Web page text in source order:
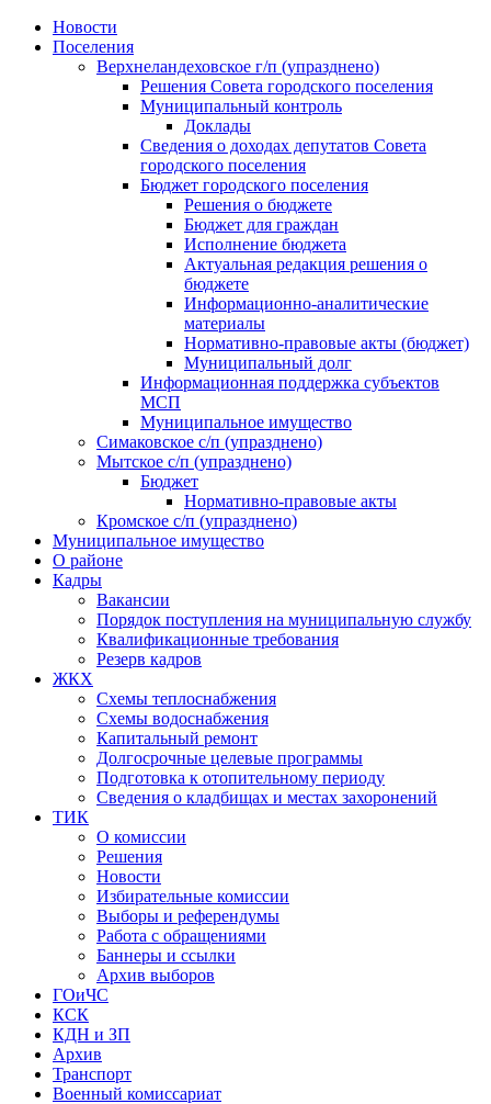
Skip
Новости
Поселения
Верхнеландеховское г/п (упразднено)
Решения Совета городского поселения
Муниципальный контроль
Доклады
Сведения о доходах депутатов Совета
городского поселения
Бюджет городского поселения
Решения о бюджете
Бюджет для граждан
Исполнение бюджета
Актуальная редакция решения о
бюджете
Информационно-аналитические
материалы
Нормативно-правовые акты (бюджет)
Муниципальный долг
Информационная поддержка субъектов
МСП
Муниципальное имущество
Симаковское с/п (упразднено)
Мытское с/п (упразднено)
Бюджет
Нормативно-правовые акты
Кромское с/п (упразднено)
Муниципальное имущество
О районе
Кадры
Вакансии
Порядок поступления на муниципальную службу
Квалификационные требования
Резерв кадров
ЖКХ
Схемы теплоснабжения
Схемы водоснабжения
Капитальный ремонт
Долгосрочные целевые программы
Подготовка к отопительному периоду
Сведения о кладбищах и местах захоронений
ТИК
О комиссии
Решения
Новости
Избирательные комиссии
Выборы и референдумы
Работа с обращениями
Баннеры и ссылки
Архив выборов
ГОиЧС
КСК
КДН и ЗП
Архив
Транспорт
Военный комиссариат